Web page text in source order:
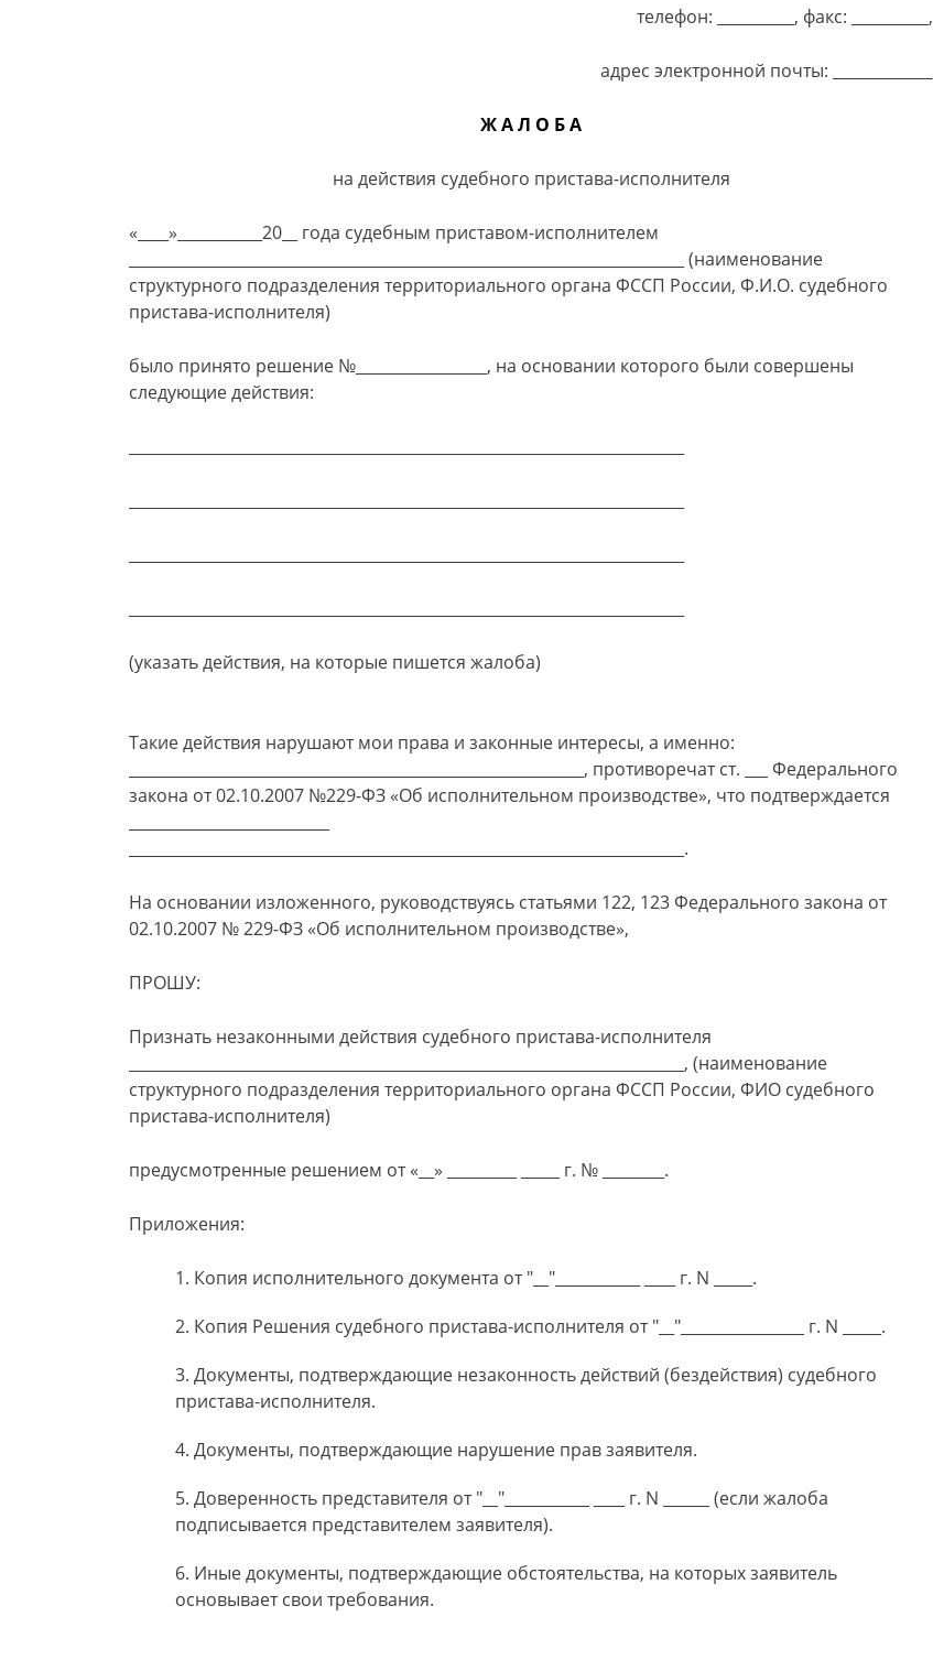
телефон: __________, факс: __________,
адрес электронной почты: _____________
Ж А Л О Б А
на действия судебного пристава-исполнителя
«____»___________20__ года судебным приставом-исполнителем
________________________________________________________________________ (наименование
структурного подразделения территориального органа ФССП России, Ф.И.О. судебного
пристава-исполнителя)
было принято решение №_________________, на основании которого были совершены
следующие действия:
(указать действия, на которые пишется жалоба)
Такие действия нарушают мои права и законные интересы, а именно:
___________________________________________________________, противоречат ст. ___ Федерального
закона от 02.10.2007 №229-ФЗ «Об исполнительном производстве», что подтверждается
________________________________________________________________________.
На основании изложенного, руководствуясь статьями 122, 123 Федерального закона от
02.10.2007 № 229-ФЗ «Об исполнительном производстве»,
ПРОШУ:
Признать незаконными действия судебного пристава-исполнителя
________________________________________________________________________, (наименование
структурного подразделения территориального органа ФССП России, ФИО судебного
пристава-исполнителя)
предусмотренные решением от «__» _________ _____ г. № ________.
Приложения:
Копия исполнительного документа от "__"___________ ____ г. N _____.
Копия Решения судебного пристава-исполнителя от "__"________________ г. N _____.
Документы, подтверждающие незаконность действий (бездействия) судебного
пристава-исполнителя.
Документы, подтверждающие нарушение прав заявителя.
Доверенность представителя от "__"___________ ____ г. N ______ (если жалоба
подписывается представителем заявителя).
Иные документы, подтверждающие обстоятельства, на которых заявитель
основывает свои требования.